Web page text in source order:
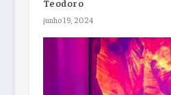
Teodoro
junho 19, 2024